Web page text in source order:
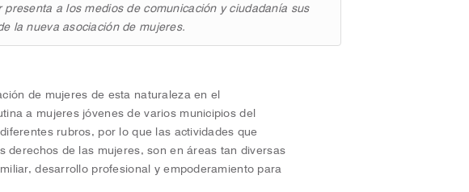
presenta a los medios de comunicación y ciudadanía sus
la nueva asociación de mujeres.
de mujeres de esta naturaleza en el
a mujeres jóvenes de varios municipios del
rubros, por lo que las actividades que
derechos de las mujeres, son en áreas tan diversas
desarrollo profesional y empoderamiento para